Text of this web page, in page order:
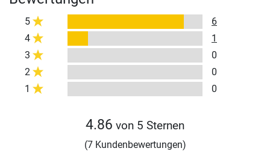
5
6
4
1
3
0
2
0
1
0
4.86 von 5 Sternen
(7 Kundenbewertungen)